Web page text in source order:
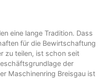
eine lange Tradition. Dass
für die Bewirtschaftung
zu teilen, ist schon seit
der
Maschinenring Breisgau ist